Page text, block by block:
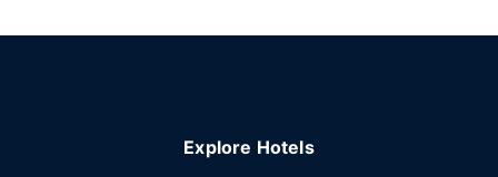
Explore Hotels